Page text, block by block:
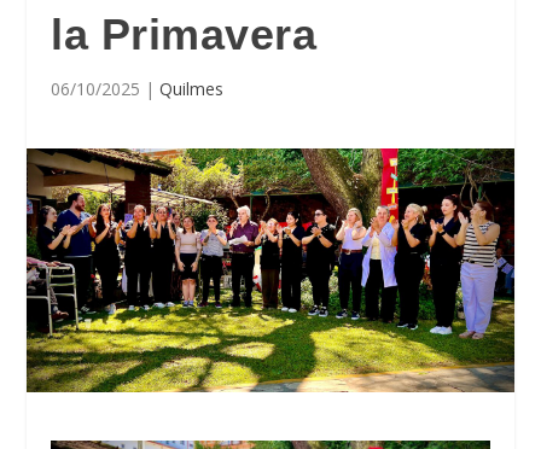
la Primavera
06/10/2025 |Quilmes